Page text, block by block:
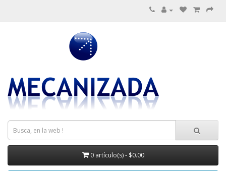
0 artículo(s) - $0.00